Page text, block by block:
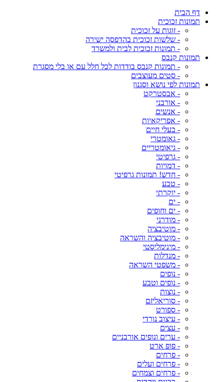
דף הבית
תמונות זכוכית
- זוגות על זכוכית
- שלשות זכוכית בהדפסה ישירה
- תמונות זכוכית לבית ולמשרד
תמונות קנבס
- תמונות קנבס בודדות לכל חלל עם או בלי מסגרת
- סטים מעוצבים
תמונות לפי נושא וסגנון
- אבסטרקט
- אורבני
- אנשים
- אפריקאיות
- בעלי חיים
- גאומטרי
- גיאומטריים
- גרפיטי
- דמויות
- חדש! תמונות גרפיטי
- טבע
- יוקרתי
- ים
- ים וחופים
- מודרני
- מוטיבציה
- מוטיבציה והשראה
- מינימליסטי
- מנדלות
- משפטי השראה
- נופים
- נופים וטבע
- נוצות
- סוריאליזם
- ספורט
- עיצוב נורדי
- עצים
- ערים ונופים אורבניים
- פופ ארט
- פרחים
- פרחים ועלים
- פרחים וצמחים